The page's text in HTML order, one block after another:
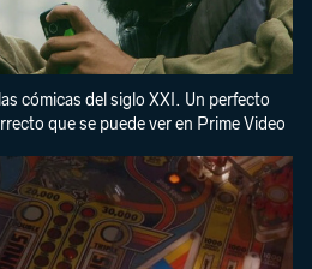
cómicas del siglo XXI. Un perfecto
que se puede ver en Prime Video